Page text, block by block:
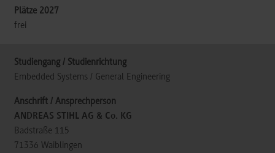
frei
Embedded Systems / General Engineering
ANDREAS STIHL AG & Co. KG
Badstraße 115
71336 Waiblingen